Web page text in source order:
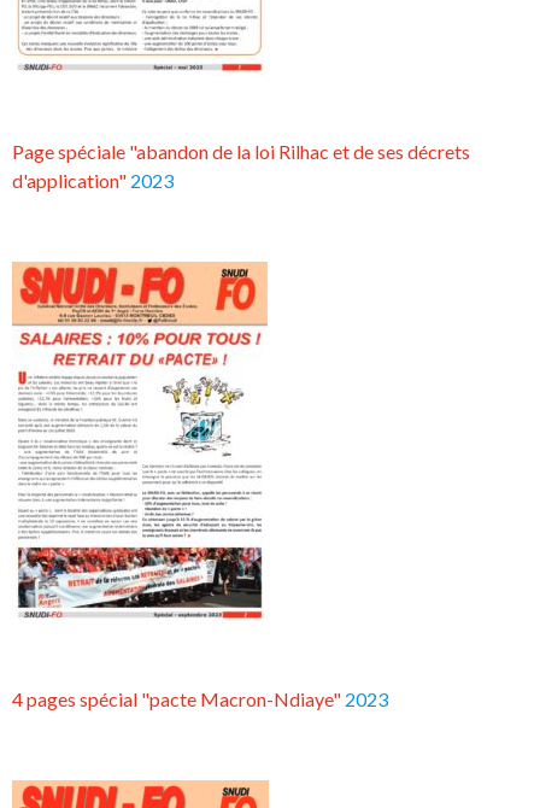
Page spéciale "abandon de la loi Rilhac et de ses décrets
d'application" 2023
4 pages spécial "pacte Macron-Ndiaye" 2023